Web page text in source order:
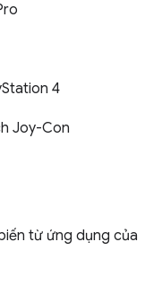
4
Joy-Con
từ ứng dụng của